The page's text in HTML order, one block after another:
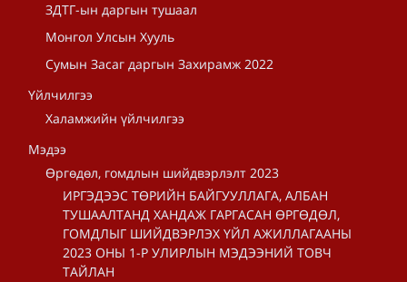
ЗДТГ-ын даргын тушаал
Монгол Улсын Хууль
Сумын Засаг даргын Захирамж 2022
Үйлчилгээ
Халамжийн үйлчилгээ
Мэдээ
Өргөдөл, гомдлын шийдвэрлэлт 2023
ИРГЭДЭЭС ТӨРИЙН БАЙГУУЛЛАГА, АЛБАН
ТУШААЛТАНД ХАНДАЖ ГАРГАСАН ӨРГӨДӨЛ,
ГОМДЛЫГ ШИЙДВЭРЛЭХ ҮЙЛ АЖИЛЛАГААНЫ
2023 ОНЫ 1-Р УЛИРЛЫН МЭДЭЭНИЙ ТОВЧ
ТАЙЛАН